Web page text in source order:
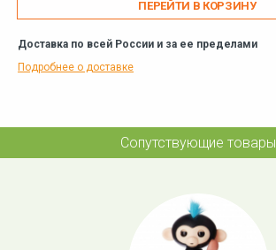
ПЕРЕЙТИ В КОРЗИНУ
Доставка по всей России и за ее пределами
Подробнее о доставке
Сопутствующие товары